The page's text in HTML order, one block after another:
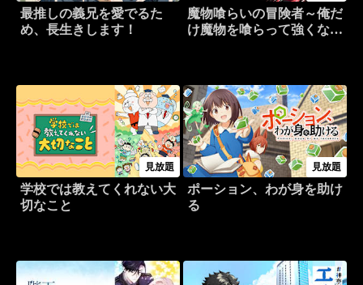
最推しの義兄を愛でるた
め、長生きします！
魔物喰らいの冒険者～俺だ
け魔物を喰らって強くなる
見放題
学校では教えてくれない大
切なこと
見放題
ポーション、わが身を助け
る